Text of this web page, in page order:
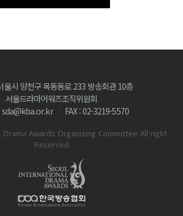
울시 양천구 목동동로 233 방송회관 10층
서울드라마어워즈조직위원회
FAX : 02-3219-5570
Awards Organizing Committee All right
Reserved